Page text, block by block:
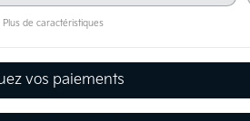
Plus de caractéristiques
vos paiements